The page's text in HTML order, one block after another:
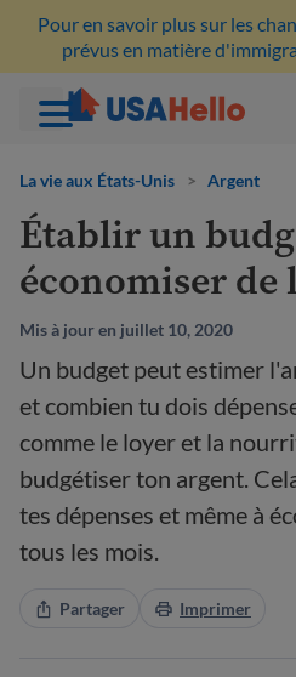
contenu
Pour en savoir plus sur les
prévus en matière
La vie aux États-Unis > Argent
Établir un
économiser de
Mis à jour en juillet 10, 2020
Un budget peut estimer
et combien tu dois
comme le loyer et la
budgétiser ton argent.
tes dépenses et même à
tous les mois.
Partager Imprimer